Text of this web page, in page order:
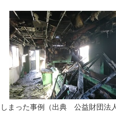
まった事例（出典 公益財団法